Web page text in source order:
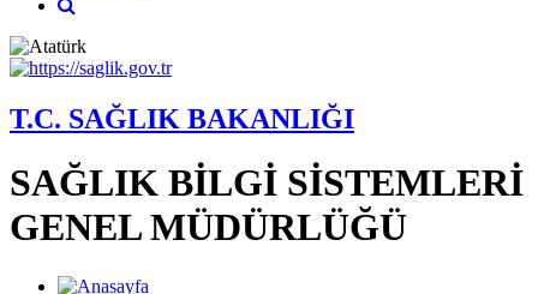
T.C. SAĞLIK BAKANLIĞI
SAĞLIK BİLGİ SİSTEMLERİ
GENEL MÜDÜRLÜĞÜ